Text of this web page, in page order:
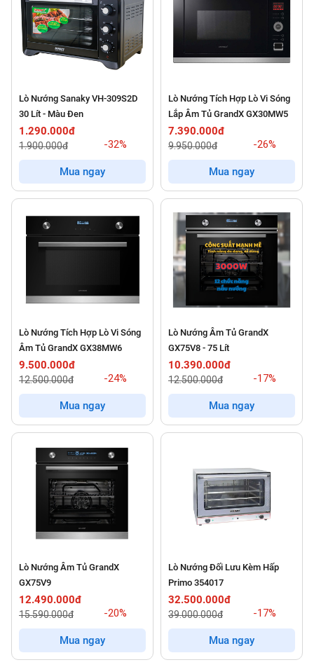
Lò Nướng Sanaky VH-309S2D
30 Lít - Màu Đen
1.290.000đ
1.900.000đ -32%
Mua ngay
Lò Nướng Tích Hợp Lò Vi Sóng
Lắp Âm Tủ GrandX GX30MW5
7.390.000đ
9.950.000đ -26%
Mua ngay
Lò Nướng Tích Hợp Lò Vi Sóng
Âm Tủ GrandX GX38MW6
9.500.000đ
12.500.000đ -24%
Mua ngay
Lò Nướng Âm Tủ GrandX
GX75V8 - 75 Lít
10.390.000đ
12.500.000đ -17%
Mua ngay
Lò Nướng Âm Tủ GrandX
GX75V9
12.490.000đ
15.590.000đ -20%
Mua ngay
Lò Nướng Đối Lưu Kèm Hấp
Primo 354017
32.500.000đ
39.000.000đ -17%
Mua ngay